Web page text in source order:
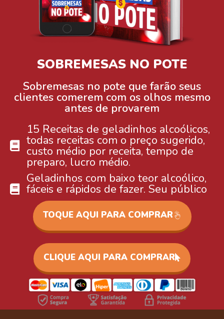
SOBREMESAS NO POTE
Sobremesas no pote que farão seus
clientes comerem com os olhos mesmo
antes de provarem
15 Receitas de geladinhos alcoólicos,
todas receitas com o preço sugerido,
custo médio por receita, tempo de
preparo, lucro médio.
Geladinhos com baixo teor alcoólico,
fáceis e rápidos de fazer. Seu público
adulto vai amar as receitas.
TOQUE AQUI PARA COMPRAR
CLIQUE AQUI PARA COMPRAR